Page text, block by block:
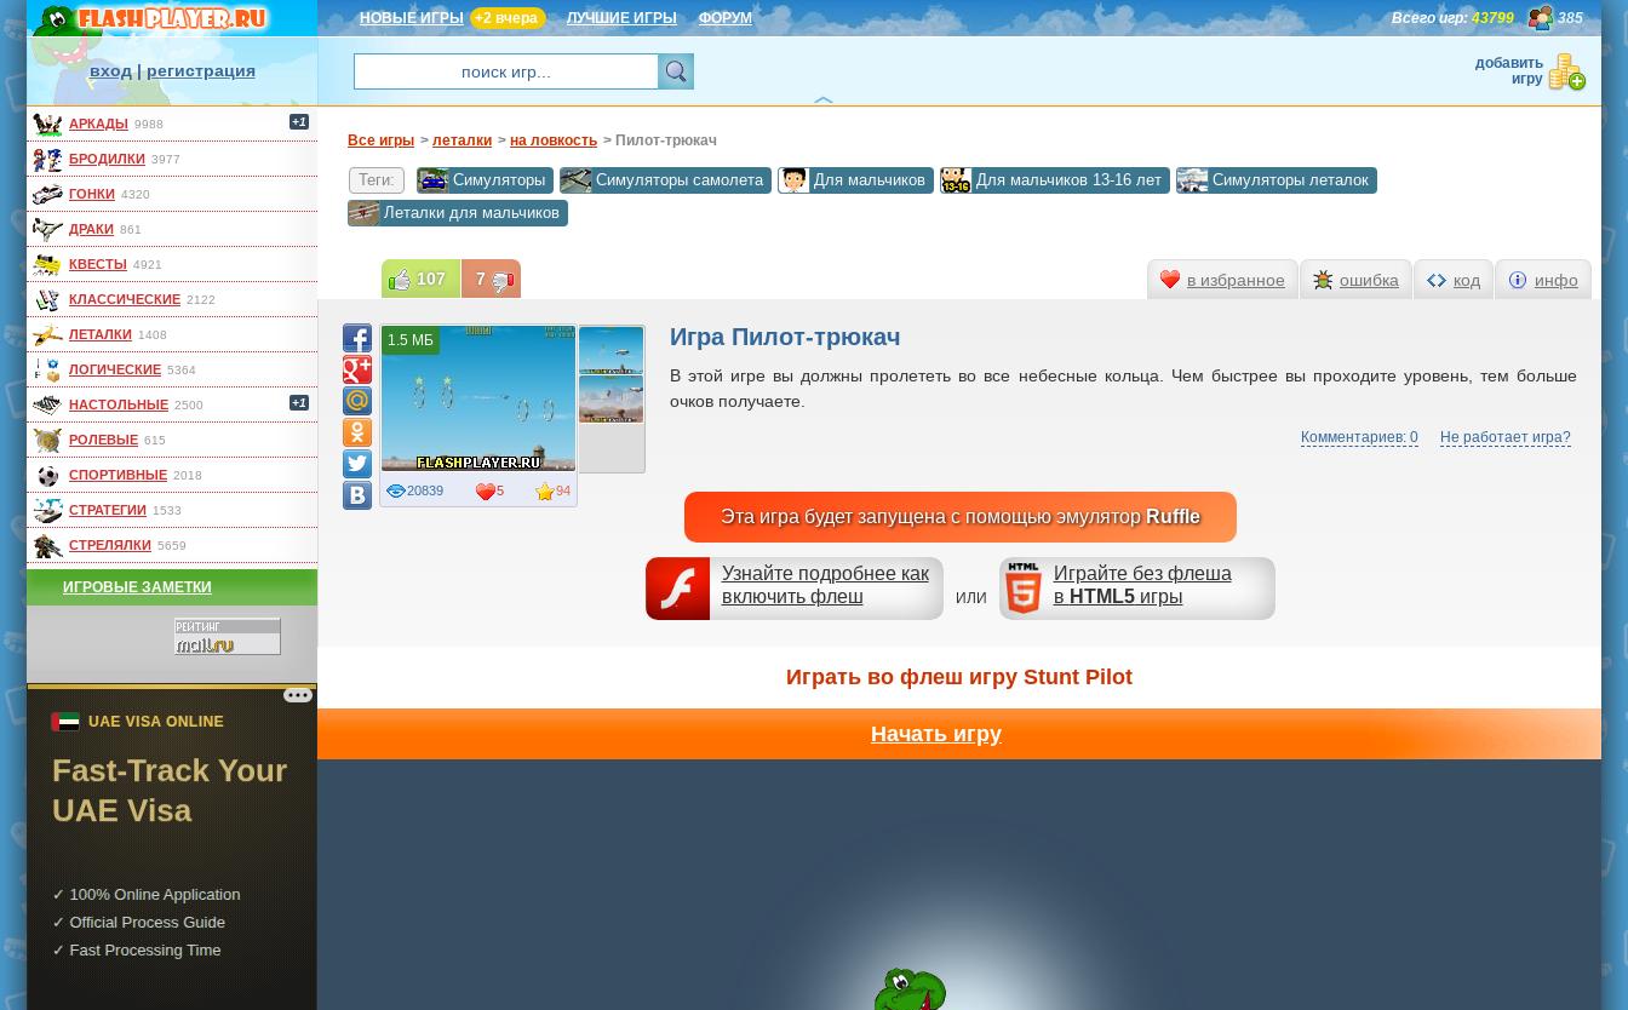
НОВЫЕ ИГРЫ +2 вчера ЛУЧШИЕ ИГРЫ ФОРУМ 385
Всего игр:43799
вход|регистрация
добавить
игру
АРКАДЫ 9988 +1
БРОДИЛКИ 3977
ГОНКИ 4320
ДРАКИ 861
КВЕСТЫ 4921
КЛАССИЧЕСКИЕ 2122
ЛЕТАЛКИ 1408
ЛОГИЧЕСКИЕ 5364
НАСТОЛЬНЫЕ 2500 +1
РОЛЕВЫЕ 615
СПОРТИВНЫЕ 2018
СТРАТЕГИИ 1533
СТРЕЛЯЛКИ 5659
ИГРОВЫЕ ЗАМЕТКИ
Все игры > леталки > на ловкость > Пилот-трюкач
Теги: Симуляторы Симуляторы самолета Для мальчиков Для мальчиков 13-16 лет
Симуляторы леталок
Леталки для мальчиков
Игра Пилот-трюкач
В этой игре вы должны пролететь во все небесные кольца. Чем быстрее вы проходите уровень, тем больше
очков получаете.
Комментариев: 0 Не работает игра?
Эта игра будет запущена с помощью эмулятор Ruffle
Узнайте подробнее как
включить флеш
ИЛИ
Играйте без флеша
в HTML5игры
94
20839 5
1.5 МБ
107 7 в избранное ошибка код инфо
Играть во флеш игру Stunt Pilot
Начать игру